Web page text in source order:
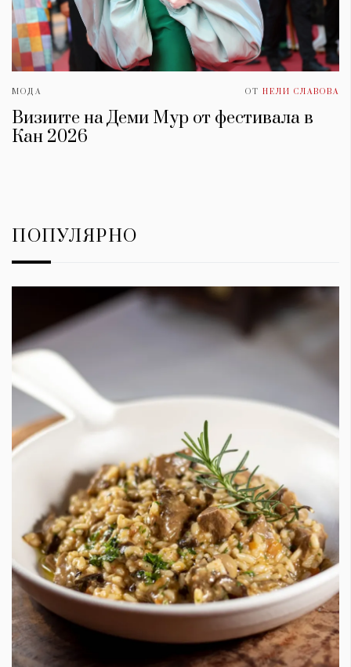
МОДА ОТ НЕЛИ СЛАВОВА
Визиите на Деми Мур от фестивала в
Кан 2026
ПОПУЛЯРНО
Wine&Dine
Мода
Цветно
Гурме
Пътувай
Wellness
Политика за
поверителност
ModerenDom
СЛЕДВАЙТЕ НИ
Twitter
Pinterest
YouTube
Spotify Soundcloud
Ако нашият сайт ви харесва, можете да се абонирате за
седмичния ни нюзлетър тук:
© 2026, HighViewArt | Всички права запазени